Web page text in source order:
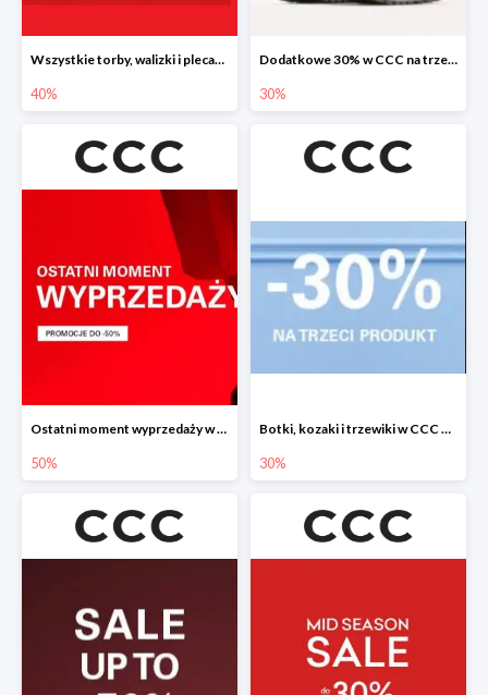
Wszystkie torby, walizki i plecaki w CCC -40%
40%
Dodatkowe 30% w CCC na trzewiki, botki i kozaki
30%
Ostatni moment wyprzedaży w CCC do -50%
50%
Botki, kozaki i trzewiki w CCC do -30%
30%